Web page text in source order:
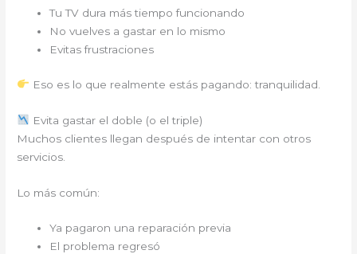
Tu TV dura más tiempo funcionando
No vuelves a gastar en lo mismo
Evitas frustraciones
Eso es lo que realmente estás pagando: tranquilidad.
Evita gastar el doble (o el triple)
Muchos clientes llegan después de intentar con otros
servicios.
Lo más común:
Ya pagaron una reparación previa
El problema regresó